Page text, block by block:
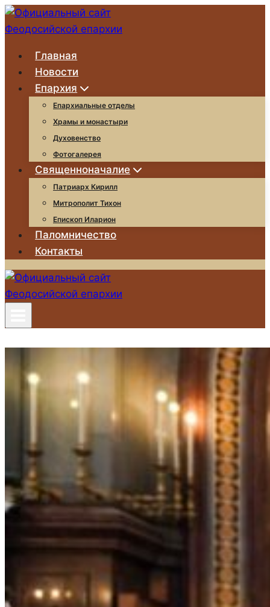
Перейти
к
Главная
Новости
Епархия
Епархиальные отделы
Храмы и монастыри
Духовенство
Фотогалерея
Священноначалие
Патриарх Кирилл
Митрополит Тихон
Епископ Иларион
Паломничество
Контакты